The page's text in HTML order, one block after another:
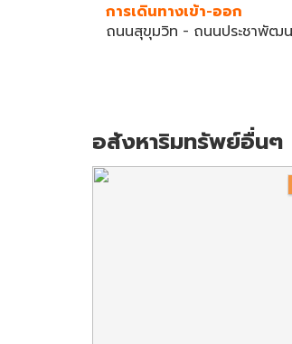
การเดินทางเข้า-ออก
ถนนสุขุมวิท - ถนนประชาพัฒ
อสังหาริมทรัพย์อื่นๆ